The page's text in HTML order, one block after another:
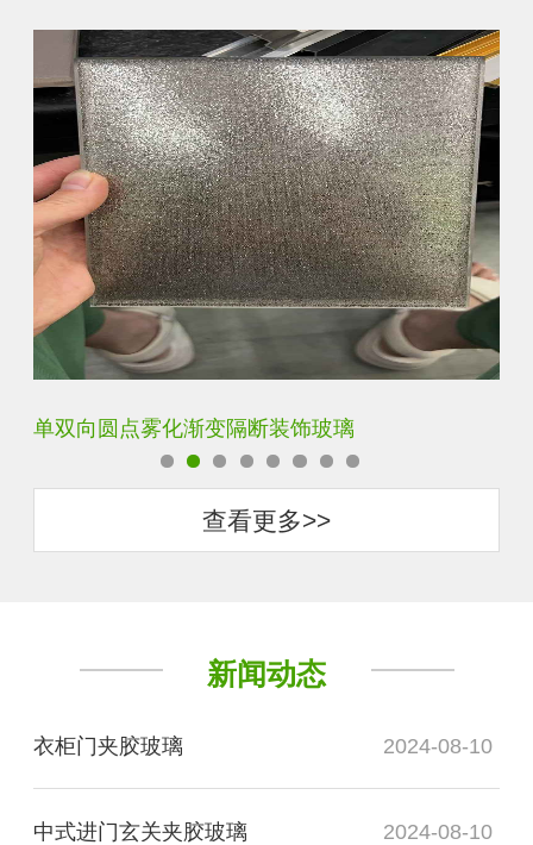
双向单向磨砂渐变玻璃
查看更多>>
新闻动态
衣柜门夹胶玻璃 2024-08-10
中式进门玄关夹胶玻璃 2024-08-10